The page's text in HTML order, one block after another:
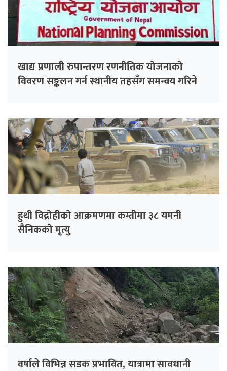
खाद्य प्रणाली रुपान्तरण रणनीतिक योजनाको
विवरण सङ्कलन गर्न स्थानीय तहसँग समन्वय गरिने
हुथी विद्रोहीको आक्रमणमा कम्तीमा ३८ यमनी
सैनिकको मृत्यु
वर्षाले विभिन्न सडक प्रभावित, यात्रामा सावधानी